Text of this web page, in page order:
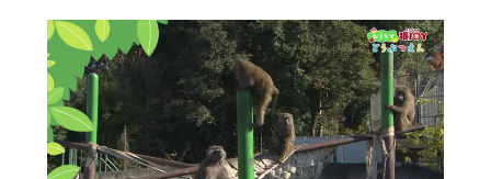
（GmailやYahooなどのフリーメールアドレ
スでも作成可能です）
※マイページへのログイン・MyIDの新規登
録は こちら から
※CCNetアプリをご利用中の方は引き続き
ご視聴いただけます。